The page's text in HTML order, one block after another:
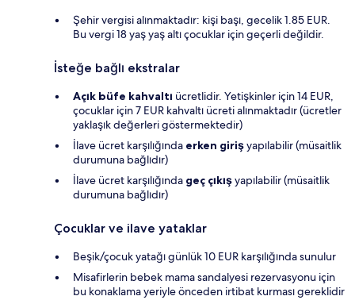
Şehir vergisi alınmaktadır: kişi başı, gecelik 1.85 EUR.
Bu vergi 18 yaş yaş altı çocuklar için geçerli değildir.
İsteğe bağlı ekstralar
Açık büfe kahvaltı ücretlidir. Yetişkinler için 14 EUR,
çocuklar için 7 EUR kahvaltı ücreti alınmaktadır (ücretler
yaklaşık değerleri göstermektedir)
İlave ücret karşılığında erken girişyapılabilir (müsaitlik
durumuna bağlıdır)
İlave ücret karşılığında geç çıkışyapılabilir (müsaitlik
durumuna bağlıdır)
Çocuklar ve ilave yataklar
Beşik/çocuk yatağı günlük 10 EUR karşılığında sunulur
Misafirlerin bebek mama sandalyesi rezervasyonu için
bu konaklama yeriyle önceden irtibat kurması gereklidir